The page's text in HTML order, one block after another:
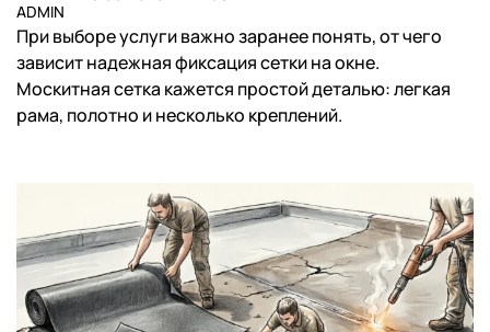
ADMIN
При выборе услуги важно заранее понять, от чего
зависит надежная фиксация сетки на окне.
Москитная сетка кажется простой деталью: легкая
рама, полотно и несколько креплений.